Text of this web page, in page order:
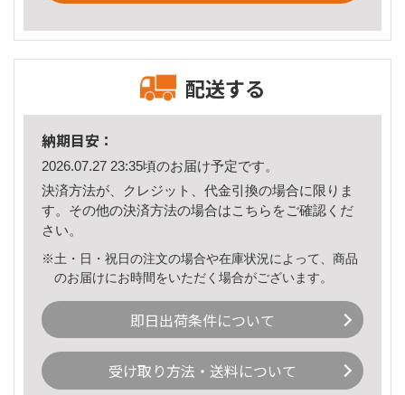
配送する
納期目安：
2026.07.27 23:35頃のお届け予定です。
決済方法が、クレジット、代金引換の場合に限りま
す。その他の決済方法の場合はこちら をご確認くだ
さい。
※土・日・祝日の注文の場合や在庫状況によって、商品
のお届けにお時間をいただく場合がございます。
即日出荷条件について
受け取り方法・送料について